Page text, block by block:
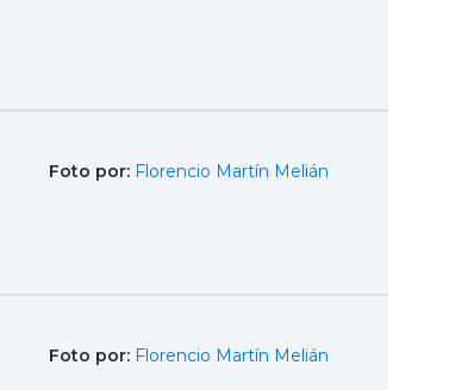
Foto por: Florencio Martín Melián
Foto por: Florencio Martín Melián